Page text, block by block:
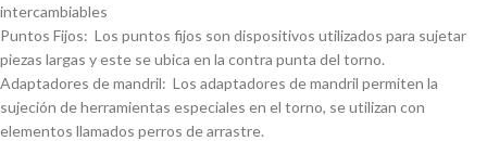
intercambiables
Puntos Fijos: Los puntos fijos son dispositivos utilizados para sujetar
piezas largas y este se ubica en la contra punta del torno.
Adaptadores de mandril: Los adaptadores de mandril permiten la
sujeción de herramientas especiales en el torno, se utilizan con
elementos llamados perros de arrastre.